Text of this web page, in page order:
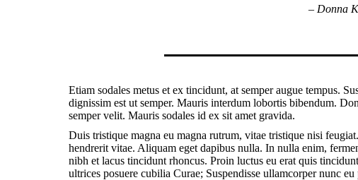
– Donna
Etiam sodales metus et ex tincidunt, at semper augue tempus.
dignissim est ut semper. Mauris interdum lobortis bibendum.
semper velit. Mauris sodales id ex sit amet gravida.
Duis tristique magna eu magna rutrum, vitae tristique nisi
hendrerit vitae. Aliquam eget dapibus nulla. In nulla enim,
nibh et lacus tincidunt rhoncus. Proin luctus eu erat quis
ultrices posuere cubilia Curae; Suspendisse ullamcorper nunc